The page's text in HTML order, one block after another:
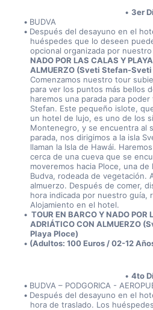
3er
BUDVA
Después del desayuno en el
huéspedes que lo deseen
opcional organizada por nuestro
NADO POR LAS CALAS Y
ALMUERZO (Sveti Stefan-
Comenzamos nuestro tour
para ver los puntos más bellos
haremos una parada para
Stefan. Este pequeño islote,
un hotel de lujo, es uno de los
Montenegro, y se encuentra al
parada, nos dirigimos a la isla
llaman la Isla de Hawái.
cerca de una cueva que se
moveremos hacia Ploce, una
Budva, rodeada de vegetación.
almuerzo. Después de comer,
hora indicada por nuestro guía,
Alojamiento en el hotel.
TOUR EN BARCO Y NADO POR
ADRIÁTICO CON ALMUERZO
Playa Ploce)
(Adultos: 100 Euros / 02-12
4to
BUDVA – PODGORICA -
Después del desayuno en el
hora de traslado. Los